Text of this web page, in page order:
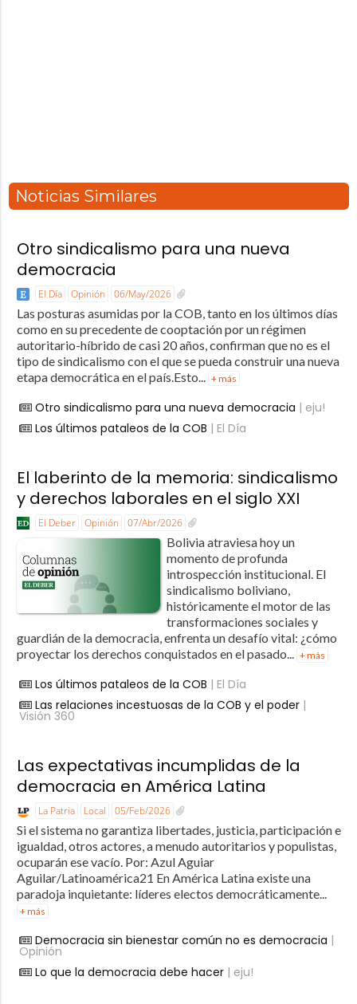
Noticias Similares
Otro sindicalismo para una nueva
democracia
El Día Opinión 06/May/2026
Las posturas asumidas por la COB, tanto en los últimos días
como en su precedente de cooptación por un régimen
autoritario-híbrido de casi 20 años, confirman que no es el
tipo de sindicalismo con el que se pueda construir una nueva
etapa democrática en el país.Esto... + más
Otro sindicalismo para una nueva democracia | eju!
Los últimos pataleos de la COB | El Día
El laberinto de la memoria: sindicalismo
y derechos laborales en el siglo XXI
El Deber Opinión 07/Abr/2026
Bolivia atraviesa hoy un
momento de profunda
introspección institucional. El
sindicalismo boliviano,
históricamente el motor de las
transformaciones sociales y
guardián de la democracia, enfrenta un desafío vital: ¿cómo
proyectar los derechos conquistados en el pasado...
+ más
Los últimos pataleos de la COB | El Día
Las relaciones incestuosas de la COB y el poder|
Visión 360
Las expectativas incumplidas de la
democracia en América Latina
La Patria Local 05/Feb/2026
Si el sistema no garantiza libertades, justicia, participación e
igualdad, otros actores, a menudo autoritarios y populistas,
ocuparán ese vacío. Por: Azul Aguiar
Aguilar/Latinoamérica21 En América Latina existe una
paradoja inquietante: líderes electos democráticamente...
+ más
Democracia sin bienestar común no es democracia |
Opinión
Lo que la democracia debe hacer| eju!